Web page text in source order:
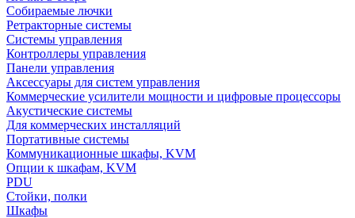
Собираемые лючки
Ретракторные системы
Системы управления
Контроллеры управления
Панели управления
Аксессуары для систем управления
Коммерческие усилители мощности и цифровые процессоры
Акустические системы
Для коммерческих инсталляций
Портативные системы
Коммуникационные шкафы, KVM
Опции к шкафам, KVM
PDU
Стойки, полки
Шкафы